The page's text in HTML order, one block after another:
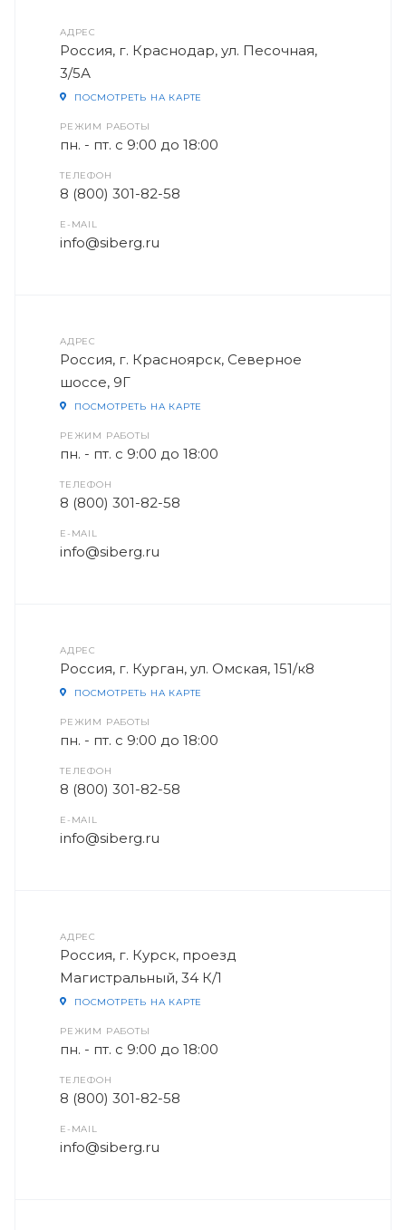
АДРЕС
Россия, г. Краснодар, ул. Песочная,
3/5А
ПОСМОТРЕТЬ НА КАРТЕ
РЕЖИМ РАБОТЫ
пн. - пт. с 9:00 до 18:00
ТЕЛЕФОН
8 (800) 301-82-58
E-MAIL
info@siberg.ru
АДРЕС
Россия, г. Красноярск, Северное
шоссе, 9Г
ПОСМОТРЕТЬ НА КАРТЕ
РЕЖИМ РАБОТЫ
пн. - пт. с 9:00 до 18:00
ТЕЛЕФОН
8 (800) 301-82-58
E-MAIL
info@siberg.ru
АДРЕС
Россия, г. Курган, ул. Омская, 151/к8
ПОСМОТРЕТЬ НА КАРТЕ
РЕЖИМ РАБОТЫ
пн. - пт. с 9:00 до 18:00
ТЕЛЕФОН
8 (800) 301-82-58
E-MAIL
info@siberg.ru
АДРЕС
Россия, г. Курск, проезд
Магистральный, 34 К/1
ПОСМОТРЕТЬ НА КАРТЕ
РЕЖИМ РАБОТЫ
пн. - пт. с 9:00 до 18:00
ТЕЛЕФОН
8 (800) 301-82-58
E-MAIL
info@siberg.ru